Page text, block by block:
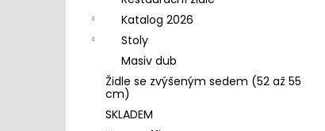
Katalog 2026
Stoly
Masiv dub
Židle se zvýšeným sedem (52 až 55
cm)
SKLADEM
4 390 Kč